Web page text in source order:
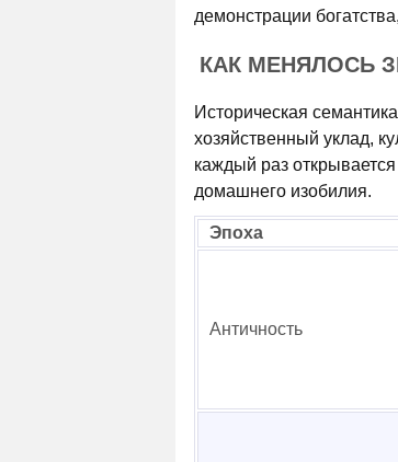
демонстрации
КАК МЕНЯЛОСЬ
Историческая
хозяйственный уклад,
каждый раз
домашнего изобилия.
Эпоха
Античность